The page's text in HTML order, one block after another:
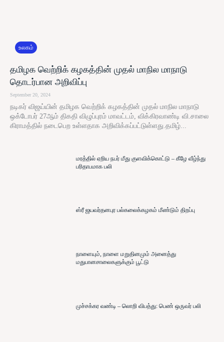
உலகம்
தமிழக வெற்றிக் கழகத்தின் முதல் மாநில மாநாடு
தொடர்பான அறிவிப்பு
September 20, 2024
நடிகர் விஜய்யின் தமிழக வெற்றிக் கழகத்தின் முதல் மாநில மாநாடு
ஒக்டோபர் 27ஆம் திகதி விழுப்புரம் மாவட்டம், விக்கிரவாண்டி வி.சாலை
கிராமத்தில் நடைபெற உள்ளதாக அறிவிக்கப்பட்டுள்ளது.தமிழ்...
மரத்தில் ஏறிய நபர் மீது குளவிக்கொட்டு – கீழே வீழ்ந்து
பரிதாபமாக பலி
ஸ்ரீ ஜயவர்தனபுர பல்கலைக்கழகம் மீண்டும் திறப்பு
நாளையும், நாளை மறுதினமும் அனைத்து
மதுபானசாலைகளுக்கும் பூட்டு
முச்சக்கர வண்டி – லொறி விபத்து: பெண் ஒருவர் பலி